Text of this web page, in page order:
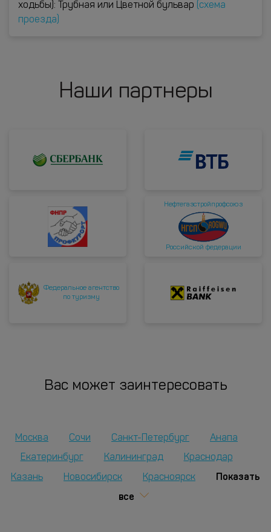
ходьбы): Трубная или Цветной бульвар
(схема
проезда)
Наши партнеры
Нефтегазстройпрофсоюз
Российской федерации
Федеральное агентство
по туризму
Вас может заинтересовать
Москва Сочи Санкт-Петербург
Анапа
Екатеринбург
Калининград Краснодар
Казань Новосибирск Красноярск
Показать
все